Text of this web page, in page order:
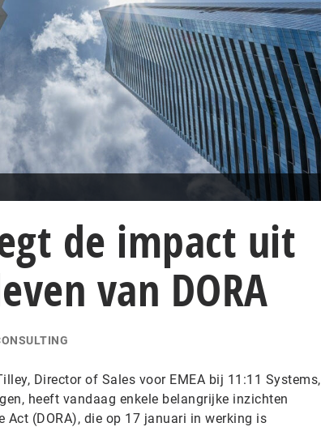
de impact uit
van DORA
Director of Sales voor EMEA bij 11:11 Systems,
heeft vandaag enkele belangrijke inzichten
Act (DORA), die op 17 januari in werking is